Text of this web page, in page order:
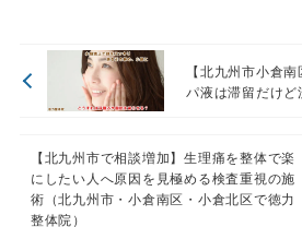
【北九州市小倉
パ液は滞留だけど
【北九州市で相談増加】生理痛を整体で楽
にしたい人へ原因を見極める検査重視の施
術（北九州市・小倉南区・小倉北区で徳力
整体院）